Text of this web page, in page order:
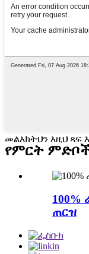
መልእክትህን እዚህ ጻፍ
የምርት
100%
ጠርዝ